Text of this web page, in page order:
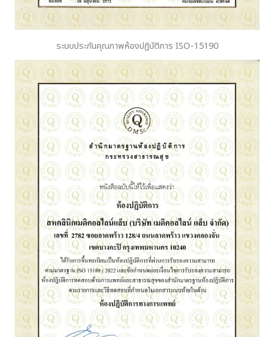
ระบบประกันคุณภาพห้องปฎิบัติการ ISO-15190